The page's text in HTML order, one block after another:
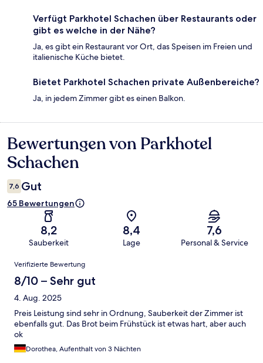
Verfügt Parkhotel Schachen über Restaurants oder
gibt es welche in der Nähe?
Ja, es gibt ein Restaurant vor Ort, das Speisen im Freien und
italienische Küche bietet.
Bietet Parkhotel Schachen private Außenbereiche?
Ja, in jedem Zimmer gibt es einen Balkon.
Bewertungen
Bewertungen von Parkhotel
Schachen
7,6 Gut
65 Bewertungen
8,2
Sauberkeit
8,4
Lage
7,6
Personal & Service
Bewertungen
Verifizierte Bewertung
8/10 – Sehr gut
4. Aug. 2025
Preis Leistung sind sehr in Ordnung, Sauberkeit der Zimmer ist
ebenfalls gut. Das Brot beim Frühstück ist etwas hart, aber auch
ok
Dorothea, Aufenthalt von 3 Nächten